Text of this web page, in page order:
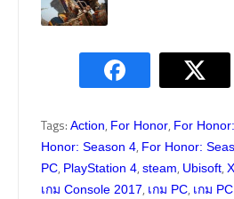
Tags: Action, For Honor, For
Honor: Season 4, For Honor:
PC, PlayStation 4, steam, Ubisoft,
เกม Console 2017, เกม PC, เกม